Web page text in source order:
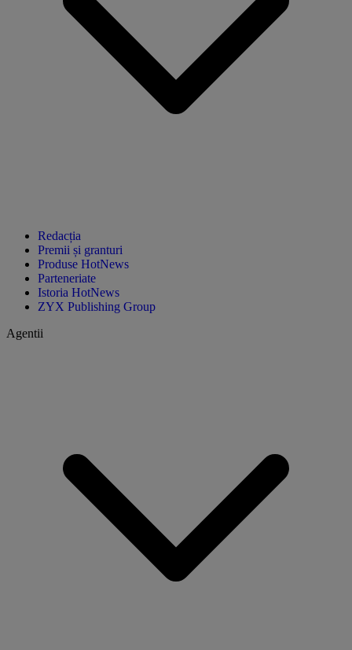
Redacția
Premii și granturi
Produse HotNews
Parteneriate
Istoria HotNews
ZYX Publishing Group
Agentii